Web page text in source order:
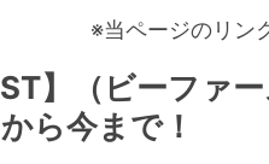
※当ページのリン
】（ビーファ
ら今まで！